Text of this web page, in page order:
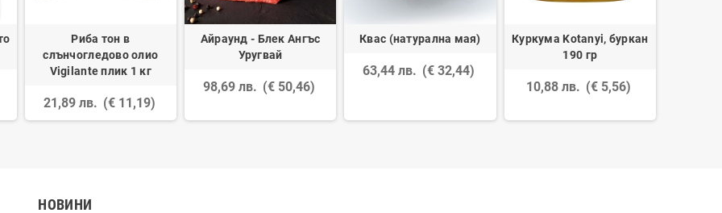
Риба тон в
слънчогледово олио
Vigilante плик 1 кг
21,89 лв. (€ 11,19)
Айраунд - Блек Ангъс
Уругвай
98,69 лв. (€ 50,46)
Квас (натурална мая)
63,44 лв. (€ 32,44)
Куркума Kotanyi, буркан
190 гр
10,88 лв. (€ 5,56)
НОВИНИ